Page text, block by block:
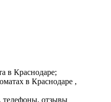
в Краснодаре;
в Краснодаре ,
телефоны, отзывы